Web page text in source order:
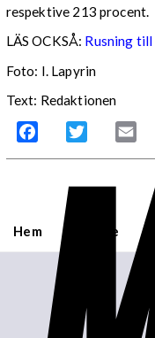
respektive 213 procent.
LÄS OCKSÅ: Rusning till
Foto: I. Lapyrin
Text: Redaktionen
Facebook Twitter
Hem Sverige